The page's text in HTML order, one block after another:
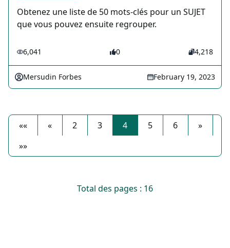
Obtenez une liste de 50 mots-clés pour un SUJET
que vous pouvez ensuite regrouper.
6,041 0 4,218
Mersudin Forbes February 19, 2023
«« « 2 3 4 5 6
»
»»
Total des pages : 16